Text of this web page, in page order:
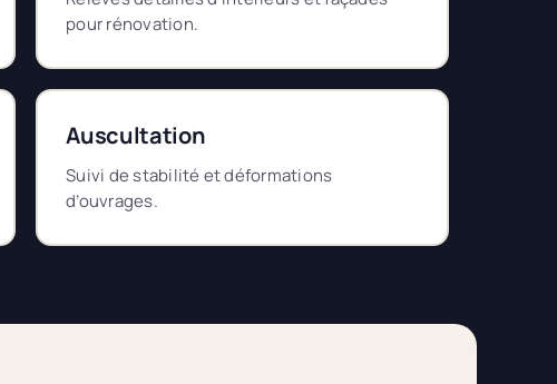
pour rénovation.
Auscultation
Suivi de stabilité et déformations
d’ouvrages.